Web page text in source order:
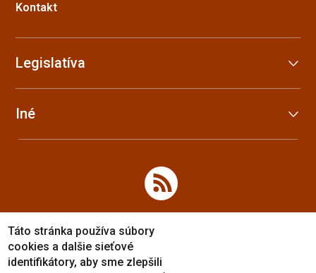
Kontakt
Legislatíva
Iné
Táto stránka používa súbory
cookies a dalšie sieťové
identifikátory, aby sme zlepšili